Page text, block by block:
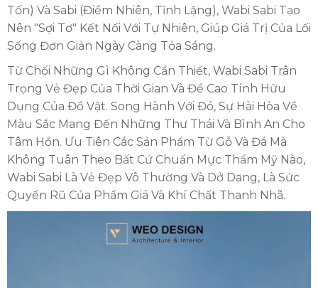
Tốn) Và Sabi (điềm Nhiên, Tĩnh Lặng), Wabi Sabi Tạo
Nên "sợi Tơ" Kết Nối Với Tự Nhiên, Giúp Giá Trị Của Lối
Sống Đơn Giản Ngày Càng Tỏa Sáng.
Từ Chối Những Gì Không Cần Thiết, Wabi Sabi Trân
Trọng Vẻ Đẹp Của Thời Gian Và Đề Cao Tính Hữu
Dụng Của Đồ Vật. Song Hành Với Đó, Sự Hài Hòa Về
Màu Sắc Mang Đến Những Thư Thái Và Bình An Cho
Tâm Hồn. Ưu Tiên Các Sản Phẩm Từ Gỗ Và Đá Mà
Không Tuân Theo Bất Cứ Chuẩn Mực Thẩm Mỹ Nào,
Wabi Sabi Là Vẻ Đẹp Vô Thường Và Dở Dang, Là Sức
Quyến Rũ Của Phẩm Giá Và Khí Chất Thanh Nhã.